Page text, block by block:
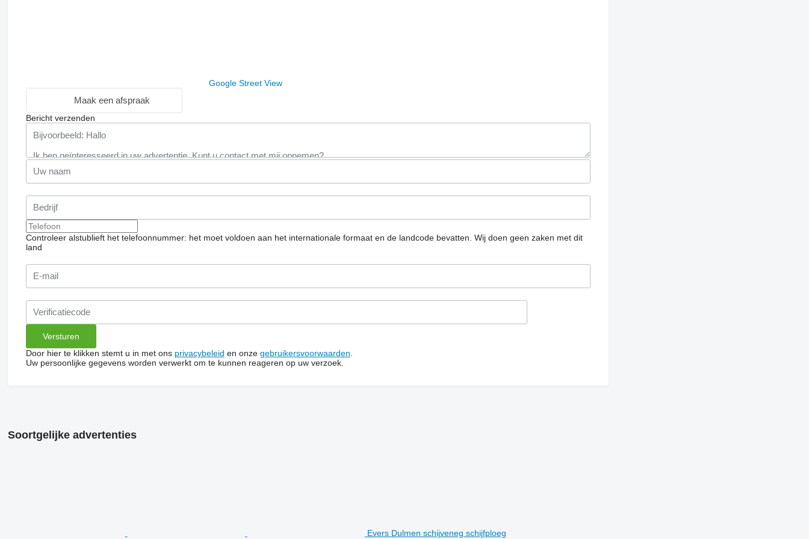
Google Street View
Maak een afspraak
Bericht verzenden
Controleer alstublieft het telefoonnummer: het moet voldoen aan het internationale formaat en de landcode bevatten. Wij doen geen zaken met dit
land
Door hier te klikken stemt u in met ons privacybeleid en onze gebruikersvoorwaarden
Uw persoonlijke gegevens worden verwerkt om te kunnen reageren op uw verzoek.
Soortgelijke advertenties
Evers Dulmen schijveneg schijfploeg